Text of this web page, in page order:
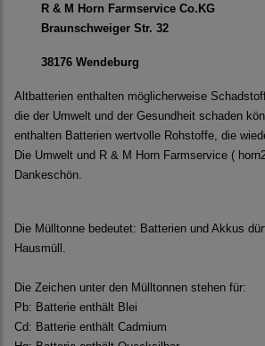
R & M Horn Farmservice Co.KG
Braunschweiger Str. 32
38176 Wendeburg
Altbatterien enthalten möglicherweise
die der Umwelt und der Gesundheit schaden
enthalten Batterien wertvolle Rohstoffe, die
Die Umwelt und R & M Horn Farmservice (
Dankeschön.
Die Mülltonne bedeutet: Batterien und Akkus
Hausmüll.
Die Zeichen unter den Mülltonnen stehen für:
Pb: Batterie enthält Blei
Cd: Batterie enthält Cadmium